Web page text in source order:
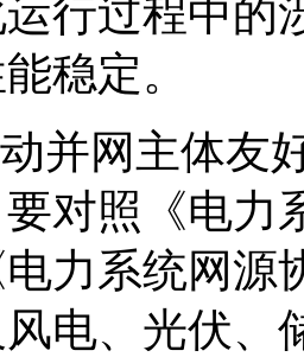
行过程中的
稳定。
动并网主体
对照《电力
力系统网源
风电、光伏